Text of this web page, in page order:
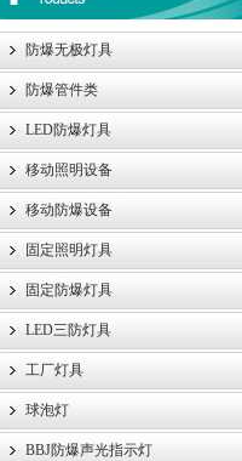
浙江旗本电气有限公司
防爆无极灯具
防爆管件类
LED防爆灯具
移动照明设备
移动防爆设备
固定照明灯具
固定防爆灯具
LED三防灯具
工厂灯具
球泡灯
BBJ防爆声光指示灯